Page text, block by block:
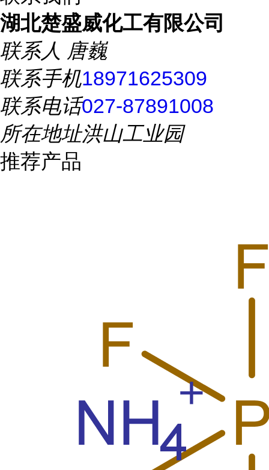
湖北楚盛威化工有限公司
联系人 唐巍
联系手机18971625309
联系电话027-87891008
所在地址洪山工业园
推荐产品